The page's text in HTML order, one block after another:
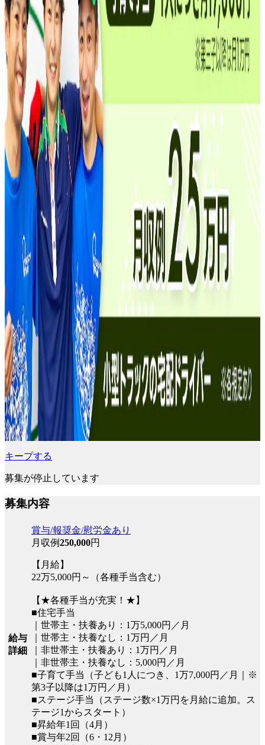
キープする
募集が停止しています
募集内容
給与
詳細
賞与/報奨金/慰労金あり
月収例250,000円
【月給】
22万5,000円～（各種手当含む）
【★各種手当が充実！★】
■住宅手当
｜世帯主・扶養あり：1万5,000円／月
｜世帯主・扶養なし：1万円／月
｜非世帯主・扶養あり：1万円／月
｜非世帯主・扶養なし：5,000円／月
■子育て手当（子ども1人につき、1万7,000円／月｜※
第3子以降は1万円／月）
■ステージ手当（ステージ数×1万円を月給に追加。ス
テージ1からスタート）
■昇給年1回（4月）
■賞与年2回（6・12月）